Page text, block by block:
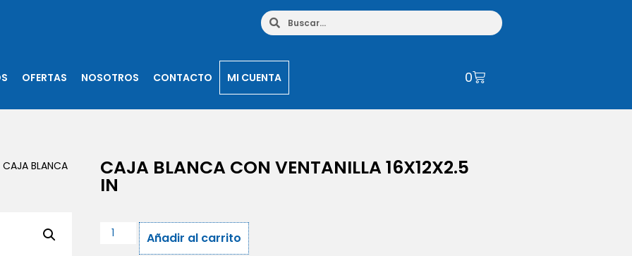
OFERTAS NOSOTROS CONTACTO MI CUENTA 0
BLANCA CAJA BLANCA CON VENTANILLA 16X12X2.5
IN
Añadir al carrito